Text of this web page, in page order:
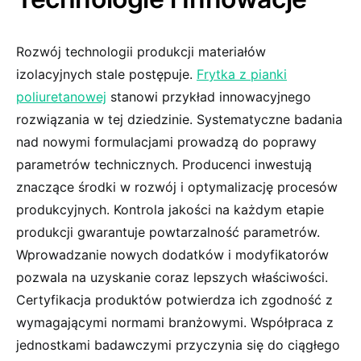
Rozwój technologii produkcji materiałów
izolacyjnych stale postępuje. Frytka z pianki
poliuretanowej stanowi przykład innowacyjnego
rozwiązania w tej dziedzinie. Systematyczne badania
nad nowymi formulacjami prowadzą do poprawy
parametrów technicznych. Producenci inwestują
znaczące środki w rozwój i optymalizację procesów
produkcyjnych. Kontrola jakości na każdym etapie
produkcji gwarantuje powtarzalność parametrów.
Wprowadzanie nowych dodatków i modyfikatorów
pozwala na uzyskanie coraz lepszych właściwości.
Certyfikacja produktów potwierdza ich zgodność z
wymagającymi normami branżowymi. Współpraca z
jednostkami badawczymi przyczynia się do ciągłego